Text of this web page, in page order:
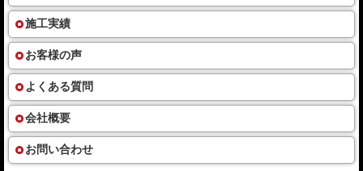
施工実績
お客様の声
よくある質問
会社概要
お問い合わせ